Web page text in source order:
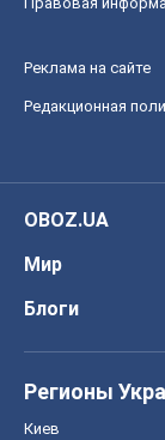
Реклама на сайте
Редакционная
OBOZ.UA
Мир
Блоги
Регионы
Киев